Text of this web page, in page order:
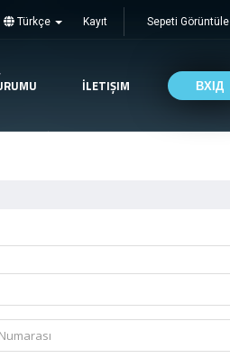
Türkçe Kayıt Sepeti Görüntüle
İLETIŞIM ВХІД